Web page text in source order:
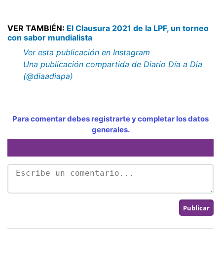
VER TAMBIÉN: El Clausura 2021 de la LPF, un torneo
con sabor mundialista
Ver esta publicación en Instagram
Una publicación compartida de Diario Día a Día
(@diaadiapa)
Para comentar debes registrarte y completar los datos
generales.